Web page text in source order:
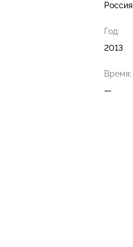
Россия
Год:
2013
Время:
—